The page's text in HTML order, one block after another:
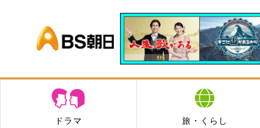
BS朝日
ドラマ 旅・くらし